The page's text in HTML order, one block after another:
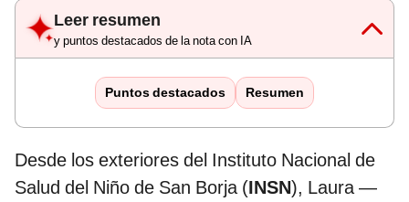
Leer resumen
y puntos destacados de la nota con IA
Puntos destacados Resumen
Desde los exteriores del Instituto Nacional de
Salud del Niño de San Borja (INSN), Laura —